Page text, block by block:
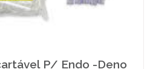
P/ Endo -Deno